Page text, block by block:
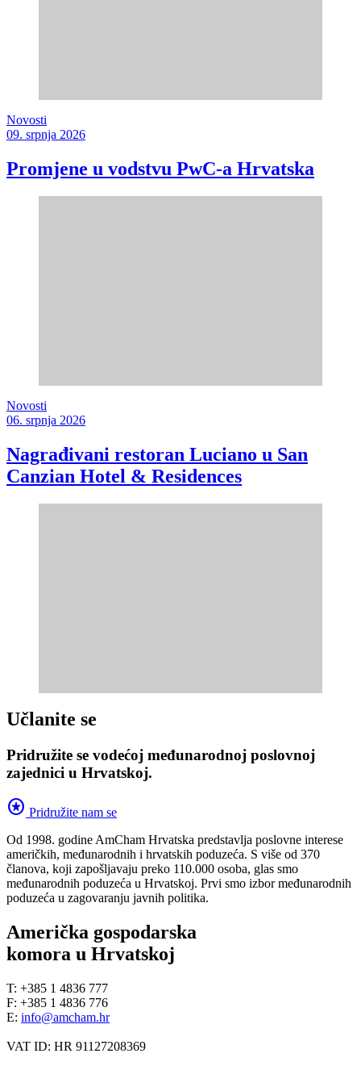
Novosti
09. srpnja 2026
Promjene u vodstvu PwC-a Hrvatska
Novosti
06. srpnja 2026
Nagrađivani restoran Luciano u San
Canzian Hotel & Residences
Učlanite se
Pridružite se vodećoj međunarodnoj poslovnoj
zajednici u Hrvatskoj.
stars Pridružite nam se
Od 1998. godine AmCham Hrvatska predstavlja poslovne interese
američkih, međunarodnih i hrvatskih poduzeća. S više od 370
članova, koji zapošljavaju preko 110.000 osoba, glas smo
međunarodnih poduzeća u Hrvatskoj. Prvi smo izbor međunarodnih
poduzeća u zagovaranju javnih politika.
Američka gospodarska
komora u Hrvatskoj
T: +385 1 4836 777
F: +385 1 4836 776
E: info@amcham.hr
VAT ID: HR 91127208369